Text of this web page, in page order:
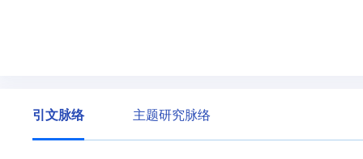
引文脉络 主题研究脉络